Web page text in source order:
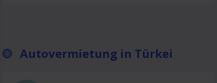
Autovermietung in Türkei